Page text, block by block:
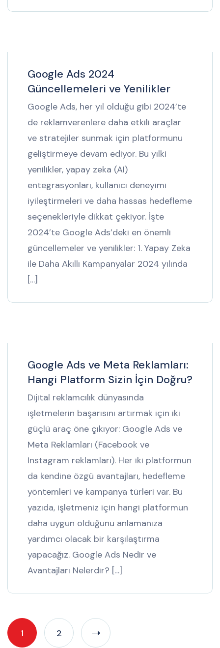
Google Ads 2024
Güncellemeleri ve Yenilikler
Google Ads, her yıl olduğu gibi 2024’te
de reklamverenlere daha etkili araçlar
ve stratejiler sunmak için platformunu
geliştirmeye devam ediyor. Bu yılki
yenilikler, yapay zeka (AI)
entegrasyonları, kullanıcı deneyimi
iyileştirmeleri ve daha hassas hedefleme
seçenekleriyle dikkat çekiyor. İşte
2024’te Google Ads’deki en önemli
güncellemeler ve yenilikler: 1. Yapay Zeka
ile Daha Akıllı Kampanyalar 2024 yılında
[…]
Google Ads ve Meta Reklamları:
Hangi Platform Sizin İçin Doğru?
Dijital reklamcılık dünyasında
işletmelerin başarısını artırmak için iki
güçlü araç öne çıkıyor: Google Ads ve
Meta Reklamları (Facebook ve
Instagram reklamları). Her iki platformun
da kendine özgü avantajları, hedefleme
yöntemleri ve kampanya türleri var. Bu
yazıda, işletmeniz için hangi platformun
daha uygun olduğunu anlamanıza
yardımcı olacak bir karşılaştırma
yapacağız. Google Ads Nedir ve
Avantajları Nelerdir? […]
1 2